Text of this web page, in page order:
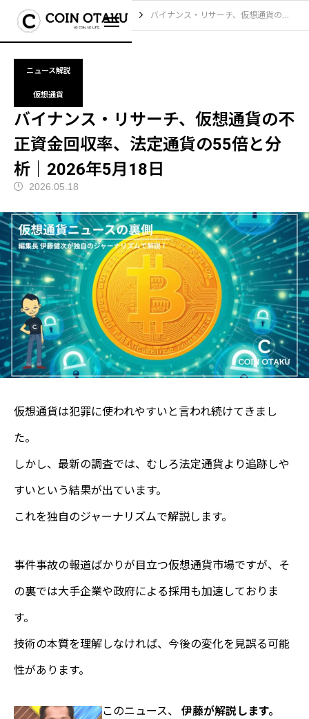
ブログ ニュース解説 バイナンス・リサーチ、仮想通貨の不正資金回収率、法定通貨の55倍と分析｜2026年5月18日
ニュース解説
仮想通貨
バイナンス・リサーチ、仮想通貨の不
正資金回収率、法定通貨の55倍と分
析｜2026年5月18日
2026.05.18
仮想通貨は犯罪に使われやすいと言われ続けてきまし
た。
しかし、最新の調査では、むしろ法定通貨より追跡しや
すいという結果が出ています。
これを独自のジャーナリズムで解説します。
事件事故の報道ばかりが目立つ仮想通貨市場ですが、そ
の裏では大手企業や政府による採用も加速しておりま
す。
技術の本質を理解しなければ、今後の変化を見誤る可能
性があります。
このニュース、 伊藤が解説します。